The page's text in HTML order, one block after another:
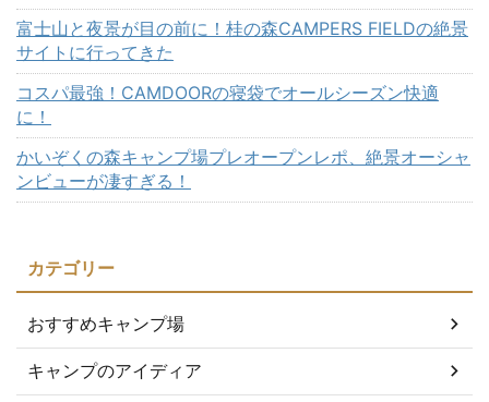
富士山と夜景が目の前に！桂の森CAMPERS FIELDの絶景
サイトに行ってきた
コスパ最強！CAMDOORの寝袋でオールシーズン快適
に！
かいぞくの森キャンプ場プレオープンレポ、絶景オーシャ
ンビューが凄すぎる！
カテゴリー
おすすめキャンプ場
キャンプのアイディア